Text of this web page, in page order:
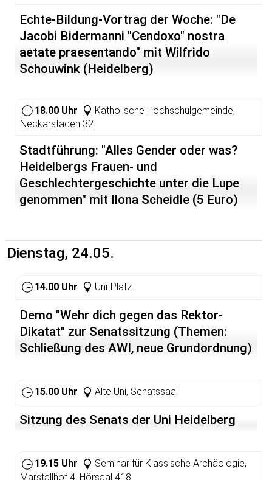
dort kümmert man sich
keineswegs um die
exilkubanischen Gruppen, die -
wie sich herausstellte - beste
Verbindungen zu politischen,
militärischen und
den USA unterhalten.
Stattdessen verhaftet das FBI im
Kubaner unter dem Verdacht der
"Spionage" und "Verschwörung".
Sie werden im Dezember 2001
zu Haftstrafen zwischen 15
Jahren und mehrfach
lebenslänglich verurteilt. (weitere
"Mission gegen den Terror" von
ist eine in irisch-kubanischer
Koproduktion entstandene
fünf kubanischen Männer.
Die Verteidigungsanwälte der
"Cuban Five", Gerardo
González und Antonio Guerrer
betonen, dass die Männer keine
Spione sind, nie eine Gefahr für
die nationale Sicherheit der USA
und extrem hoch bestraft
wurden. Vielmehr versuchten sie,
Echte-Bildung-Vortrag der Woche: "De
Jacobi Bidermanni "Cendoxo" nostra
aetate praesentando" mit Wilfrido
Schouwink (Heidelberg)
18.00 Uhr
Katholische Hochschulgemeinde,
Neckarstaden 32
Stadtführung: "Alles Gender oder was?
Heidelbergs Frauen- und
Geschlechtergeschichte unter die Lupe
genommen" mit Ilona Scheidle (5 Euro)
Dienstag, 24.05.
14.00 Uhr Uni-Platz
Demo "Wehr dich gegen das Rektor-
Dikatat" zur Senatssitzung (Themen:
Schließung des AWI, neue Grundordnung)
15.00 Uhr Alte Uni, Senatssaal
Sitzung des Senats der Uni Heidelberg
19.15 Uhr
Seminar für Klassische Archäologie,
Marstallhof 4, Hörsaal 418